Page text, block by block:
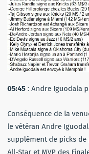
05:45 : Andre Iguodala
Conséquence de la
le vétéran Andre
supplément de picks
All-Star et MVP des